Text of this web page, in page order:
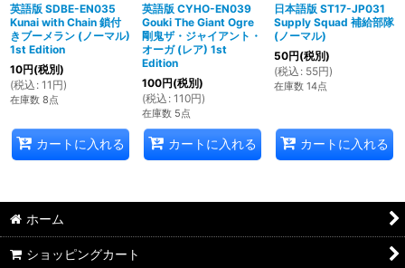
英語版 SDBE-EN035
Kunai with Chain 鎖付
きブーメラン (ノーマル)
1st Edition
10円(税別)
(税込 : 11 円)
在庫数 8点
カートに入れる
英語版 CYHO-EN039
Gouki The Giant Ogre
剛鬼ザ・ジャイアント・
オーガ (レア) 1st
Edition
100円(税別)
(税込 : 110円)
在庫数 5点
カートに入れる
日本語版 ST17-JP031
Supply Squad 補給部隊
(ノーマル)
50円(税別)
(税込 : 55円)
在庫数 14点
カートに入れる
ホーム
ショッピングカート